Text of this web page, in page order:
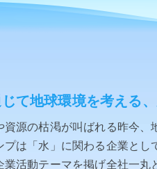
て地球環境を考える
資源の枯渇が叫ばれる昨今
プは「水」に関わる企業と
業活動テーマを掲げ全社一